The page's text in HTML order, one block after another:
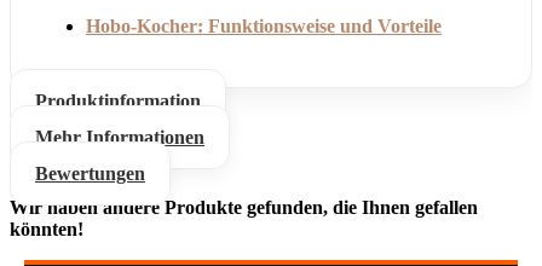
Hobo-Kocher: Funktionsweise und Vorteile
Produktinformation
Mehr Informationen
Bewertungen
Wir haben andere Produkte gefunden, die Ihnen gefallen
könnten!